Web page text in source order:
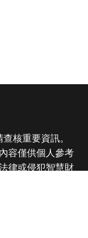
核重要資訊。
容僅供個人參考
律或侵犯智慧財